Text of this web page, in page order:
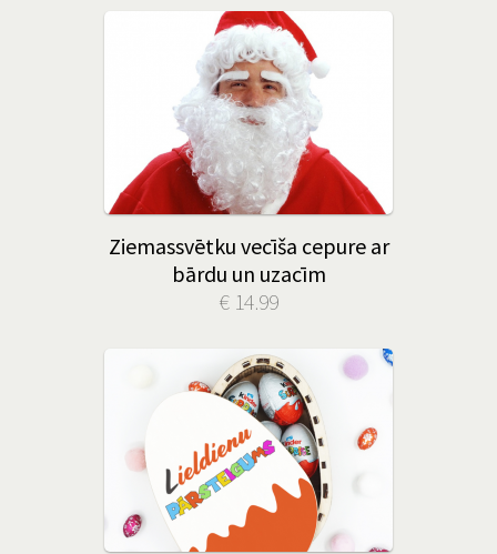
Ziemassvētku vecīša cepure ar
bārdu un uzacīm
€ 14.99